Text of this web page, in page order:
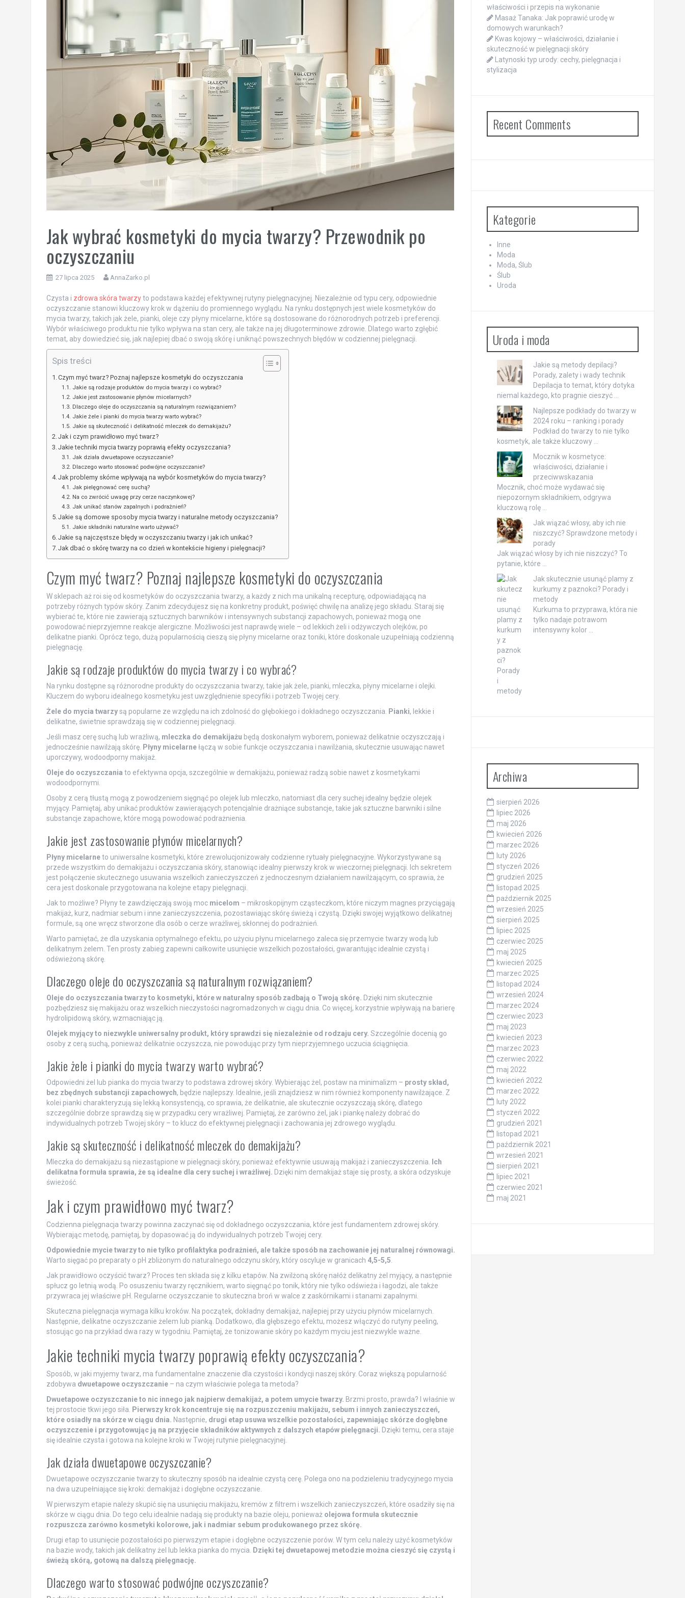
Jak wybrać kosmetyki do mycia twarzy? Przewodnik po
oczyszczaniu
27 lipca 2025 AnnaZarko.pl
Czysta i zdrowa skóra twarzyto podstawa każdej efektywnej rutyny pielęgnacyjnej. Niezależnie od typu cery, odpowiednie
oczyszczanie stanowi kluczowy krok w dążeniu do promiennego wyglądu. Na rynku dostępnych jest wiele kosmetyków do
mycia twarzy, takich jak żele, pianki, oleje czy płyny micelarne, które są dostosowane do różnorodnych potrzeb i preferencji.
Wybór właściwego produktu nie tylko wpływa na stan cery, ale także na jej długoterminowe zdrowie. Dlatego warto zgłębić
temat, aby dowiedzieć się, jak najlepiej dbać o swoją skórę i uniknąć powszechnych błędów w codziennej pielęgnacji.
Spis treści
Czym myć twarz? Poznaj najlepsze kosmetyki do oczyszczania
Jakie są rodzaje produktów do mycia twarzy i co wybrać?
Jakie jest zastosowanie płynów micelarnych?
Dlaczego oleje do oczyszczania są naturalnym rozwiązaniem?
Jakie żele i pianki do mycia twarzy warto wybrać?
Jakie są skuteczność i delikatność mleczek do demakijażu?
Jak i czym prawidłowo myć twarz?
Jakie techniki mycia twarzy poprawią efekty oczyszczania?
Jak działa dwuetapowe oczyszczanie?
Dlaczego warto stosować podwójne oczyszczanie?
Jak problemy skórne wpływają na wybór kosmetyków do mycia twarzy?
Jak pielęgnować cerę suchą?
Na co zwrócić uwagę przy cerze naczynkowej?
Jak unikać stanów zapalnych i podrażnień?
Jakie są domowe sposoby mycia twarzy i naturalne metody oczyszczania?
Jakie składniki naturalne warto używać?
Jakie są najczęstsze błędy w oczyszczaniu twarzy i jak ich unikać?
Jak dbać o skórę twarzy na co dzień w kontekście higieny i pielęgnacji?
Czym myć twarz? Poznaj najlepsze kosmetyki do oczyszczania
W sklepach aż roi się od kosmetyków do oczyszczania twarzy, a każdy z nich ma unikalną recepturę, odpowiadającą na
potrzeby różnych typów skóry. Zanim zdecydujesz się na konkretny produkt, poświęć chwilę na analizę jego składu. Staraj się
wybierać te, które nie zawierają sztucznych barwników i intensywnych substancji zapachowych, ponieważ mogą one
powodować nieprzyjemne reakcje alergiczne. Możliwości jest naprawdę wiele – od lekkich żeli i odżywczych olejków, po
delikatne pianki. Oprócz tego, dużą popularnością cieszą się płyny micelarne oraz toniki, które doskonale uzupełniają codzienną
pielęgnację.
Jakie są rodzaje produktów do mycia twarzy i co wybrać?
Na rynku dostępne są różnorodne produkty do oczyszczania twarzy, takie jak żele, pianki, mleczka, płyny micelarne i olejki.
Kluczem do wyboru idealnego kosmetyku jest uwzględnienie specyfiki i potrzeb Twojej cery.
Żele do mycia twarzysą popularne ze względu na ich zdolność do głębokiego i dokładnego oczyszczania. Pianki, lekkie i
delikatne, świetnie sprawdzają się w codziennej pielęgnacji.
Jeśli masz cerę suchą lub wrażliwą, mleczka do demakijażu będą doskonałym wyborem, ponieważ delikatnie oczyszczają i
jednocześnie nawilżają skórę. Płyny micelarnełączą w sobie funkcje oczyszczania i nawilżania, skutecznie usuwając nawet
uporczywy, wodoodporny makijaż.
Oleje do oczyszczania to efektywna opcja, szczególnie w demakijażu, ponieważ radzą sobie nawet z kosmetykami
wodoodpornymi.
Osoby z cerą tłustą mogą z powodzeniem sięgnąć po olejek lub mleczko, natomiast dla cery suchej idealny będzie olejek
myjący. Pamiętaj, aby unikać produktów zawierających potencjalnie drażniące substancje, takie jak sztuczne barwniki i silne
substancje zapachowe, które mogą powodować podrażnienia.
Jakie jest zastosowanie płynów micelarnych?
Płyny micelarneto uniwersalne kosmetyki, które zrewolucjonizowały codzienne rytuały pielęgnacyjne. Wykorzystywane są
przede wszystkim do demakijażu i oczyszczania skóry, stanowiąc idealny pierwszy krok w wieczornej pielęgnacji. Ich sekretem
jest połączenie skutecznego usuwania wszelkich zanieczyszczeń z jednoczesnym działaniem nawilżającym, co sprawia, że
cera jest doskonale przygotowana na kolejne etapy pielęgnacji.
Jak to możliwe? Płyny te zawdzięczają swoją moc micelom – mikroskopijnym cząsteczkom, które niczym magnes przyciągają
makijaż, kurz, nadmiar sebum i inne zanieczyszczenia, pozostawiając skórę świeżą i czystą. Dzięki swojej wyjątkowo delikatnej
formule, są one wręcz stworzone dla osób o cerze wrażliwej, skłonnej do podrażnień.
Warto pamiętać, że dla uzyskania optymalnego efektu, po użyciu płynu micelarnego zaleca się przemycie twarzy wodą lub
delikatnym żelem. Ten prosty zabieg zapewni całkowite usunięcie wszelkich pozostałości, gwarantując idealnie czystą i
odświeżoną skórę.
Dlaczego oleje do oczyszczania są naturalnym rozwiązaniem?
Oleje do oczyszczania twarzy to kosmetyki, które w naturalny sposób zadbają o Twoją skórę. Dzięki nim skutecznie
pozbędziesz się makijażu oraz wszelkich nieczystości nagromadzonych w ciągu dnia. Co więcej, korzystnie wpływają na barierę
hydrolipidową skóry, wzmacniając ją.
Olejek myjący to niezwykle uniwersalny produkt, który sprawdzi się niezależnie od rodzaju cery. Szczególnie docenią go
osoby z cerą suchą, ponieważ delikatnie oczyszcza, nie powodując przy tym nieprzyjemnego uczucia ściągnięcia.
Jakie żele i pianki do mycia twarzy warto wybrać?
Odpowiedni żel lub pianka do mycia twarzy to podstawa zdrowej skóry. Wybierając żel, postaw na minimalizm – prosty skład,
bez zbędnych substancji zapachowych, będzie najlepszy. Idealnie, jeśli znajdziesz w nim również komponenty nawilżające. Z
kolei pianki charakteryzują się lekką konsystencją, co sprawia, że delikatnie, ale skutecznie oczyszczają skórę, dlatego
szczególnie dobrze sprawdzą się w przypadku cery wrażliwej. Pamiętaj, że zarówno żel, jak i piankę należy dobrać do
indywidualnych potrzeb Twojej skóry – to klucz do efektywnej pielęgnacji i zachowania jej zdrowego wyglądu.
Jakie są skuteczność i delikatność mleczek do demakijażu?
Mleczka do demakijażu są niezastąpione w pielęgnacji skóry, ponieważ efektywnie usuwają makijaż i zanieczyszczenia.
Ich
delikatna formuła sprawia, że są idealne dla cery suchej i wrażliwej. Dzięki nim demakijaż staje się prosty, a skóra odzyskuje
świeżość.
Jak i czym prawidłowo myć twarz?
Codzienna pielęgnacja twarzy powinna zaczynać się od dokładnego oczyszczania, które jest fundamentem zdrowej skóry.
Wybierając metodę, pamiętaj, by dopasować ją do indywidualnych potrzeb Twojej cery.
Odpowiednie mycie twarzy to nie tylko profilaktyka podrażnień, ale także sposób na zachowanie jej naturalnej równowagi.
Warto sięgać po preparaty o pH zbliżonym do naturalnego odczynu skóry, który oscyluje w granicach 4,5-5,5
Jak prawidłowo oczyścić twarz? Proces ten składa się z kilku etapów. Na zwilżoną skórę nałóż delikatny żel myjący, a następnie
spłucz go letnią wodą. Po osuszeniu twarzy ręcznikiem, warto sięgnąć po tonik, który nie tylko odświeża i łagodzi, ale także
przywraca jej właściwe pH. Regularne oczyszczanie to skuteczna broń w walce z zaskórnikami i stanami zapalnymi.
Skuteczna pielęgnacja wymaga kilku kroków. Na początek, dokładny demakijaż, najlepiej przy użyciu płynów micelarnych.
Następnie, delikatne oczyszczanie żelem lub pianką. Dodatkowo, dla głębszego efektu, możesz włączyć do rutyny peeling,
stosując go na przykład dwa razy w tygodniu. Pamiętaj, że tonizowanie skóry po każdym myciu jest niezwykle ważne.
Jakie techniki mycia twarzy poprawią efekty oczyszczania?
Sposób, w jaki myjemy twarz, ma fundamentalne znaczenie dla czystości i kondycji naszej skóry. Coraz większą popularność
zdobywa dwuetapowe oczyszczanie– na czym właściwie polega ta metoda?
Dwuetapowe oczyszczanie to nic innego jak najpierw demakijaż, a potem umycie twarzy. Brzmi prosto, prawda? I właśnie w
tej prostocie tkwi jego siła.
Pierwszy krok koncentruje się na rozpuszczeniu makijażu, sebum i innych zanieczyszczeń,
które osiadły na skórze w ciągu dnia. Następnie, drugi etap usuwa wszelkie pozostałości, zapewniając skórze dogłębne
oczyszczenie i przygotowując ją na przyjęcie składników aktywnych z dalszych etapów pielęgnacji. Dzięki temu, cera staje
się idealnie czysta i gotowa na kolejne kroki w Twojej rutynie pielęgnacyjnej.
Jak działa dwuetapowe oczyszczanie?
Dwuetapowe oczyszczanie twarzy to skuteczny sposób na idealnie czystą cerę. Polega ono na podzieleniu tradycyjnego mycia
na dwa uzupełniające się kroki: demakijaż i dogłębne oczyszczanie.
W pierwszym etapie należy skupić się na usunięciu makijażu, kremów z filtrem i wszelkich zanieczyszczeń, które osadziły się na
skórze w ciągu dnia. Do tego celu idealnie nadają się produkty na bazie oleju, ponieważ olejowa formuła skutecznie
rozpuszcza zarówno kosmetyki kolorowe, jak i nadmiar sebum produkowanego przez skórę.
Drugi etap to usunięcie pozostałości po pierwszym etapie i dogłębne oczyszczenie porów. W tym celu należy użyć kosmetyków
na bazie wody, takich jak delikatny żel lub lekka pianka do mycia.
Dzięki tej dwuetapowej metodzie można cieszyć się czystą i
świeżą skórą, gotową na dalszą pielęgnację.
Dlaczego warto stosować podwójne oczyszczanie?
właściwości i przepis na wykonanie
Masaż Tanaka: Jak poprawić urodę w
domowych warunkach?
Kwas kojowy – właściwości, działanie i
skuteczność w pielęgnacji skóry
Latynoski typ urody: cechy, pielęgnacja i
stylizacja
Recent Comments
Kategorie
Inne
Moda
Moda, Ślub
Ślub
Uroda
Uroda i moda
Jakie są metody depilacji?
Porady, zalety i wady technik
Depilacja to temat, który dotyka
niemal każdego, kto pragnie cieszyć …
Najlepsze podkłady do twarzy w
2024 roku – ranking i porady
Podkład do twarzy to nie tylko
kosmetyk, ale także kluczowy …
Mocznik w kosmetyce:
właściwości, działanie i
przeciwwskazania
Mocznik, choć może wydawać się
niepozornym składnikiem, odgrywa
kluczową rolę …
Jak wiązać włosy, aby ich nie
niszczyć? Sprawdzone metody i
porady
Jak wiązać włosy by ich nie niszczyć? To
pytanie, które …
Jak skutecznie usunąć plamy z
kurkumy z paznokci? Porady i
metody
Kurkuma to przyprawa, która nie
tylko nadaje potrawom
intensywny kolor …
Archiwa
sierpień 2026
lipiec 2026
maj 2026
kwiecień 2026
marzec 2026
luty 2026
styczeń 2026
grudzień 2025
listopad 2025
październik 2025
wrzesień 2025
sierpień 2025
lipiec 2025
czerwiec 2025
maj 2025
kwiecień 2025
marzec 2025
listopad 2024
wrzesień 2024
marzec 2024
czerwiec 2023
maj 2023
kwiecień 2023
marzec 2023
czerwiec 2022
maj 2022
kwiecień 2022
marzec 2022
luty 2022
styczeń 2022
grudzień 2021
listopad 2021
październik 2021
wrzesień 2021
sierpień 2021
lipiec 2021
czerwiec 2021
maj 2021